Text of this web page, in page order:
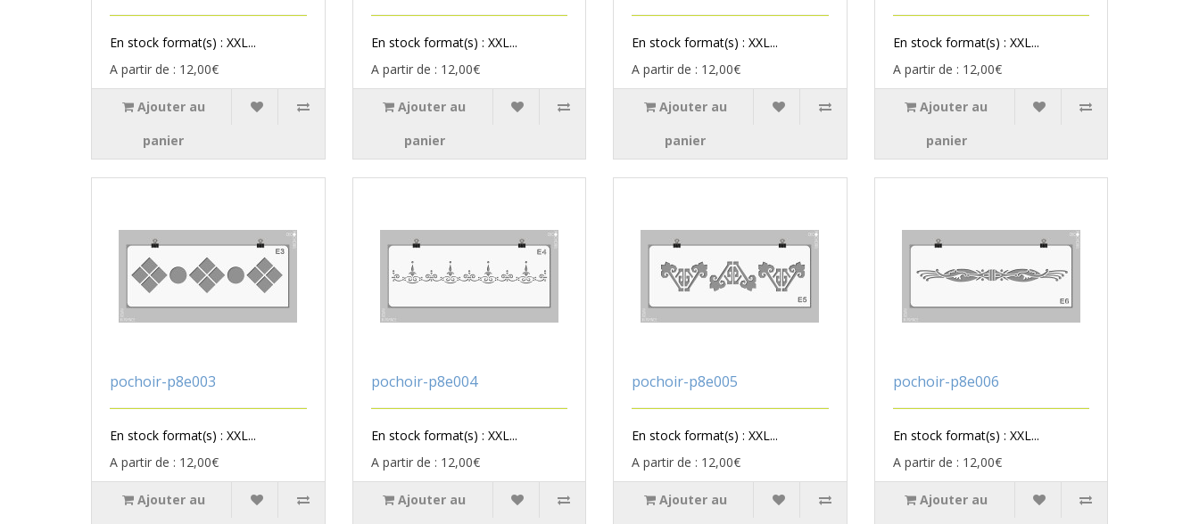
En stock format(s) : XXL...
A partir de : 12,00€
Ajouter au
panier
En stock format(s) : XXL...
A partir de : 12,00€
Ajouter au
panier
En stock format(s) : XXL...
A partir de : 12,00€
Ajouter au
panier
En stock format(s) : XXL...
A partir de : 12,00€
Ajouter au
panier
pochoir-p8e003
En stock format(s) : XXL...
A partir de : 12,00€
Ajouter au
pochoir-p8e004
En stock format(s) : XXL...
A partir de : 12,00€
Ajouter au
pochoir-p8e005
En stock format(s) : XXL...
A partir de : 12,00€
Ajouter au
pochoir-p8e006
En stock format(s) : XXL...
A partir de : 12,00€
Ajouter au